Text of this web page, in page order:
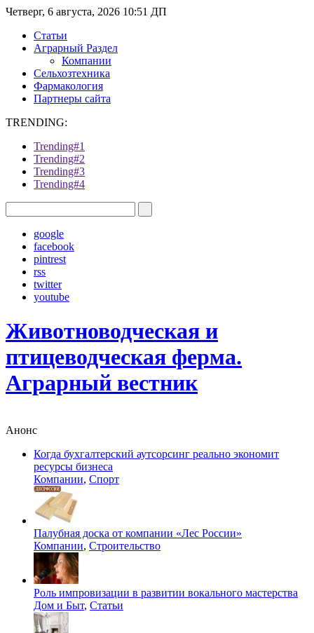
Четверг, 6 августа, 2026 10:51 ДП
Статьи
Аграрный Раздел
Компании
Сельхозтехника
Фармакология
Партнеры сайта
TRENDING:
Trending#1
Trending#2
Trending#3
Trending#4
google
facebook
pintrest
rss
twitter
youtube
Животноводческая и
птицеводческая ферма.
Аграрный вестник
Анонс
Когда бухгалтерский аутсорсинг реально экономит
ресурсы бизнеса
Компании, Спорт
Палубная доска от компании «Лес России»
Компании, Строительство
Роль импровизации в развитии вокального мастерства
Дом и Быт, Статьи